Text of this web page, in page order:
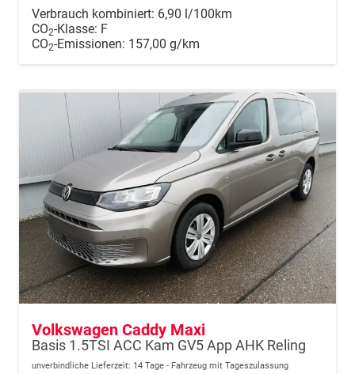
Verbrauch kombiniert: 6,90 l/100km
CO2-Klasse: F
CO2-Emissionen: 157,00 g/km
Volkswagen Caddy Maxi
Basis 1.5TSI ACC Kam GV5 App AHK Reling
unverbindliche Lieferzeit: 14 Tage Fahrzeug mit Tageszulassung